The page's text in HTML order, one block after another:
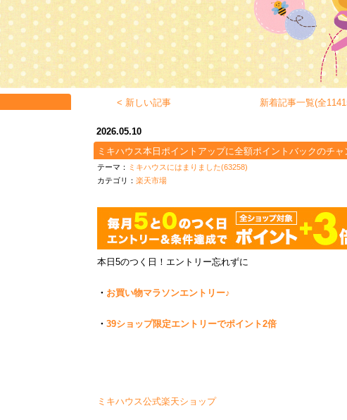
< 新しい記事 新着記事一覧(全
2026.05.10
ミキハウス本日ポイントアップに全額ポイントバックのチャ
テーマ：
ミキハウスにはまりました(63258)
カテゴリ：楽天市場
本日5のつく日！エントリー忘れずに
・ お買い物マラソンエントリー♪
・39ショップ限定エントリーでポイント2倍
ミキハウス公式楽天ショップ